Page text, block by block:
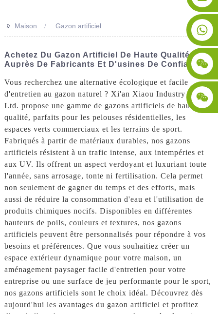
>> Maison Gazon artificiel
Achetez Du Gazon Artificiel De Haute Qualité
Auprès De Fabricants Et D'usines De Confiance
Vous recherchez une alternative écologique et facile
d'entretien au gazon naturel ? Xi'an Xiaou Industry Co.,
Ltd. propose une gamme de gazons artificiels de haute
qualité, parfaits pour les pelouses résidentielles, les
espaces verts commerciaux et les terrains de sport.
Fabriqués à partir de matériaux durables, nos gazons
artificiels résistent à un trafic intense, aux intempéries et
aux UV. Ils offrent un aspect verdoyant et luxuriant toute
l'année, sans arrosage, tonte ni fertilisation. Cela permet
non seulement de gagner du temps et des efforts, mais
aussi de réduire la consommation d'eau et l'utilisation de
produits chimiques nocifs. Disponibles en différentes
hauteurs de poils, couleurs et textures, nos gazons
artificiels peuvent être personnalisés pour répondre à vos
besoins et préférences. Que vous souhaitiez créer un
espace extérieur dynamique pour votre maison, un
aménagement paysager facile d'entretien pour votre
entreprise ou une surface de jeu performante pour le sport,
nos gazons artificiels sont le choix idéal. Découvrez dès
aujourd'hui les avantages du gazon artificiel et profitez